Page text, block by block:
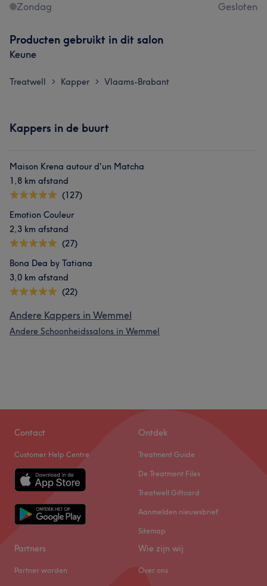
Zondag
Gesloten
Producten gebruikt in dit salon
Keune
Treatwell > Kapper > Vlaams-Brabant
Kappers in de buurt
Maison Krena autour d'un Matcha
1,8 km afstand
(127)
Emotion Couleur
2,3 km afstand
(27)
Bona Dea by Tatiana
3,0 km afstand
(22)
Andere Kappers in Wemmel
Andere Schoonheidssalons in Wemmel
Contact
Customer Help Centre
Ontdek
Treatment Guide
De Treatment Files
Treatwell Giftcard
Aanmelden nieuwsbrief
Sitemap
Partners
Partner worden
Wie zijn wij
Over ons